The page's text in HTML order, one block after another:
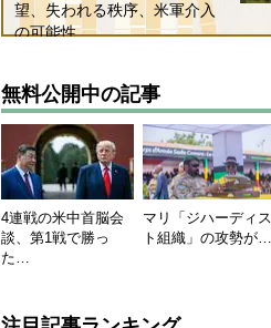
望、失われる秩序、米軍介入
の可能性
無料公開中の記事
4連戦の米中首脳会
談、第1戦で勝っ
た…
マリ「ジハーディス
ト組織」の攻勢が…